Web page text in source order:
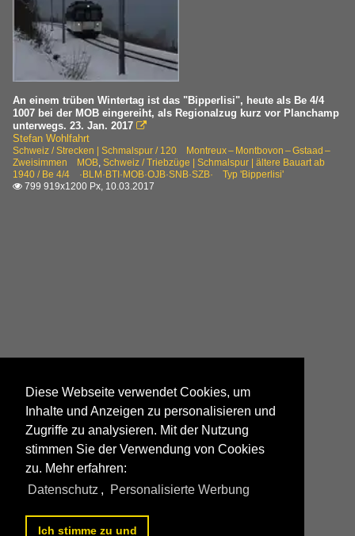
An einem trüben Wintertag ist das "Bipperlisi", heute als Be 4/4
1007 bei der MOB eingereiht, als Regionalzug kurz vor Planchamp
unterwegs. 23. Jan. 2017 
Stefan Wohlfahrt
Schweiz / Strecken | Schmalspur / 120 Montreux – Montbovon – Gstaad –
Zweisimmen MOB Schweiz / Triebzüge | Schmalspur | ältere Bauart ab
1940 / Be 4/4 ·BLM·BTI·MOB·OJB·SNB·SZB· Typ 'Bipperlisi'
 799 919x1200 Px, 10.03.2017
Diese Webseite verwendet Cookies, um
Inhalte und Anzeigen zu personalisieren und
Zugriffe zu analysieren. Mit der Nutzung
stimmen Sie der Verwendung von Cookies
zu. Mehr erfahren:
Datenschutz , Personalisierte Werbung
Ich stimme zu und